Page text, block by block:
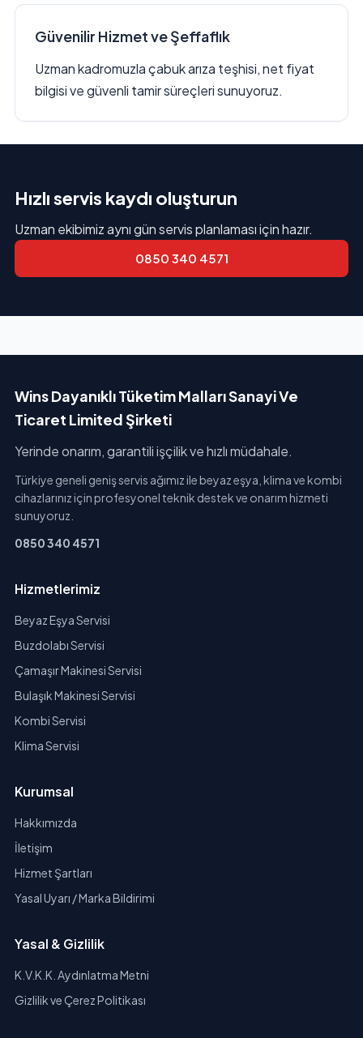
Güvenilir Hizmet ve Şeffaflık
Uzman kadromuzla çabuk arıza teşhisi, net fiyat
bilgisi ve güvenli tamir süreçleri sunuyoruz.
Hızlı servis kaydı oluşturun
Uzman ekibimiz aynı gün servis planlaması için hazır.
0850 340 4571
Wins Dayanıklı Tüketim Malları Sanayi Ve
Ticaret Limited Şirketi
Yerinde onarım, garantili işçilik ve hızlı müdahale.
Türkiye geneli geniş servis ağımız ile beyaz eşya, klima ve kombi
cihazlarınız için profesyonel teknik destek ve onarım hizmeti
sunuyoruz.
0850 340 4571
Hizmetlerimiz
Beyaz Eşya Servisi
Buzdolabı Servisi
Çamaşır Makinesi Servisi
Bulaşık Makinesi Servisi
Kombi Servisi
Klima Servisi
Kurumsal
Hakkımızda
İletişim
Hizmet Şartları
Yasal Uyarı / Marka Bildirimi
Yasal & Gizlilik
K.V.K.K. Aydınlatma Metni
Gizlilik ve Çerez Politikası